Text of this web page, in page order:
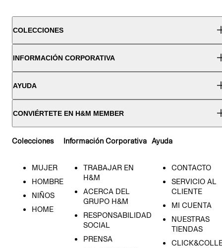
COLECCIONES
INFORMACIÓN CORPORATIVA
AYUDA
CONVIÉRTETE EN H&M MEMBER
Colecciones
MUJER
HOMBRE
NIÑOS
HOME
Información Corporativa
TRABAJAR EN
H&M
ACERCA DEL
GRUPO H&M
RESPONSABILIDAD
SOCIAL
PRENSA
Ayuda
CONTACTO
SERVICIO AL
CLIENTE
MI CUENTA
NUESTRAS
TIENDAS